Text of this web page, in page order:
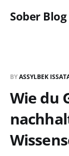
Sober Blog
BYASSYLBEK
Wie du